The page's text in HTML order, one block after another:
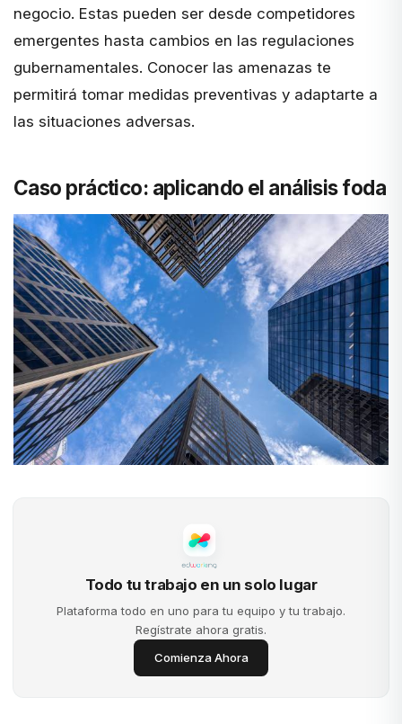
negocio. Estas pueden ser desde competidores
emergentes hasta cambios en las regulaciones
gubernamentales. Conocer las amenazas te
permitirá tomar medidas preventivas y adaptarte a
las situaciones adversas.
Caso práctico: aplicando el análisis foda
Todo tu trabajo en un solo lugar
Plataforma todo en uno para tu equipo y tu trabajo.
Regístrate ahora gratis.
Comienza Ahora